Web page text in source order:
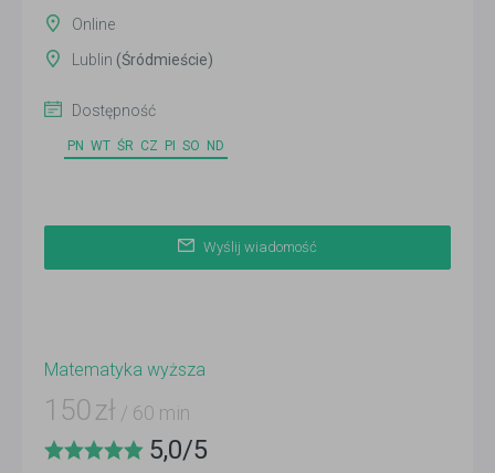
Online
Lublin (Śródmieście)
Dostępność
PN WT ŚR CZ PI SO ND
Wyślij wiadomość
Matematyka wyższa
150 zł / 60 min
5,0/5